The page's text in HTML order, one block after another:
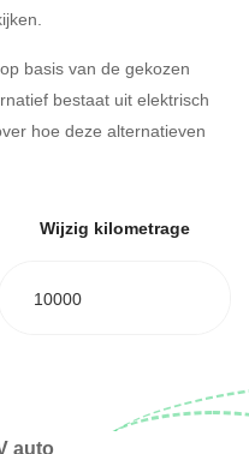
basis van de gekozen
bestaat uit elektrisch
hoe deze alternatieven
Wijzig kilometrage
10000